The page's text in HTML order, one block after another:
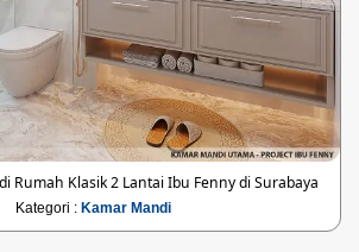
Rumah Klasik 2 Lantai Ibu Fenny di Surabaya
Kategori : Kamar Mandi